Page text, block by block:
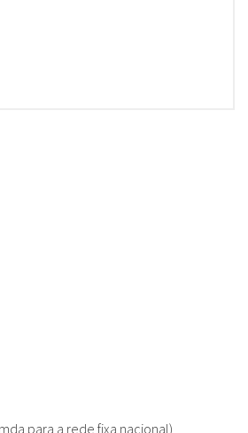
para a rede fixa nacional)